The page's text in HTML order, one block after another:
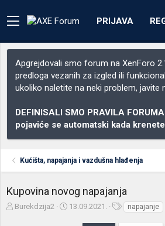
PRIJAVA
Apgrejdovali smo forum na XenForo
predloga vezanih za izgled ili
ukoliko naletite na neki problem, javite
DEFINISALI SMO PRAVILA
pojaviće se automatski kada
Kućišta, napajanja i vazdušna hlađenja
Kupovina novog napajanja
Z
Burekdzija2
D
13.09.2021. napajanje